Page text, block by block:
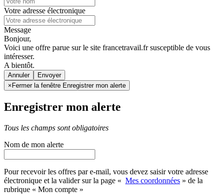
Votre adresse électronique
Message
Bonjour,
Voici une offre parue sur le site francetravail.fr susceptible de vous
intéresser.
A bientôt.
Annuler
×Fermer la fenêtre Enregistrer mon alerte
Enregistrer mon alerte
Tous les champs sont obligatoires
Nom de mon alerte
Pour recevoir les offres par e-mail, vous devez saisir votre adresse
électronique et la valider sur la page « Mes coordonnées » de la
rubrique « Mon compte »